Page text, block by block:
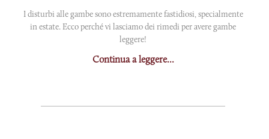
I disturbi alle gambe sono estremamente fastidiosi, specialmente
in estate. Ecco perché vi lasciamo dei rimedi per avere gambe
leggere!
Continua a leggere...